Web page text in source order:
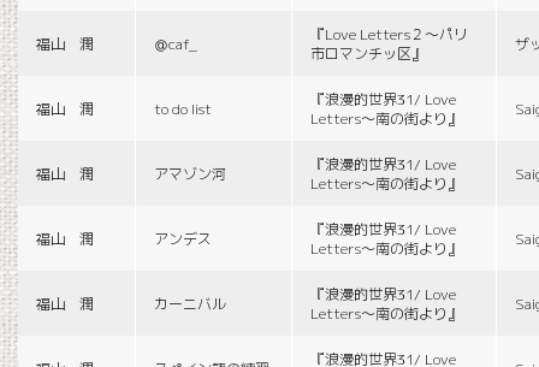
福山 潤 ＠caf_
『Love Letters２〜パリ
市ロマンチッ区』
ザ
福山 潤 to do list
『浪漫的世界31/ Love
Letters〜南の街より』
福山 潤 アマゾン河
『浪漫的世界31/ Love
Letters〜南の街より』
福山 潤 アンデス
『浪漫的世界31/ Love
Letters〜南の街より』
福山 潤 カーニバル
『浪漫的世界31/ Love
Letters〜南の街より』
『浪漫的世界31/ Love